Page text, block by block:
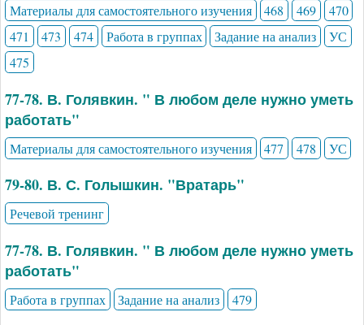
Материалы для самостоятельного изучения 468 469
470
471
473 474 Работа в группах Задание на анализ
УС
475
77-78. В. Голявкин. " В любом деле нужно уметь
работать"
Материалы для самостоятельного изучения 477 478 УС
79-80. В. С. Голышкин. "Вратарь"
Речевой тренинг
77-78. В. Голявкин. " В любом деле нужно уметь
работать"
Работа в группах Задание на анализ 479